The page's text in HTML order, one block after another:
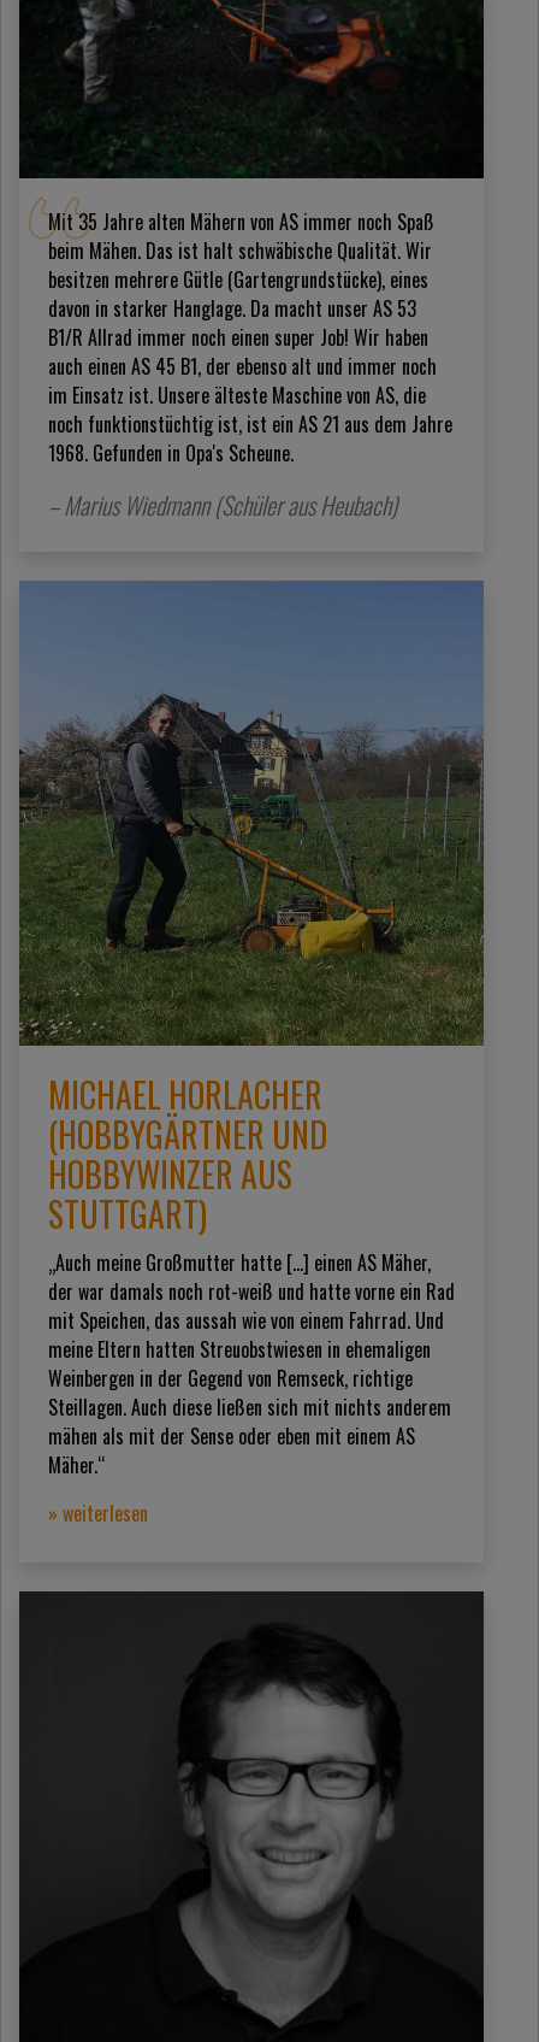
Mit 35 Jahre alten Mähern von AS immer noch Spaß
beim Mähen. Das ist halt schwäbische Qualität. Wir
besitzen mehrere Gütle (Gartengrundstücke), eines
davon in starker Hanglage. Da macht unser AS 53
B1/R Allrad immer noch einen super Job! Wir haben
auch einen AS 45 B1, der ebenso alt und immer noch
im Einsatz ist. Unsere älteste Maschine von AS, die
noch funktionstüchtig ist, ist ein AS 21 aus dem Jahre
1968. Gefunden in Opa's Scheune.
– Marius Wiedmann (Schüler aus Heubach)
MICHAEL HORLACHER
(HOBBYGÄRTNER UND
HOBBYWINZER AUS
STUTTGART)
„Auch meine Großmutter hatte [...] einen AS Mäher,
der war damals noch rot-weiß und hatte vorne ein Rad
mit Speichen, das aussah wie von einem Fahrrad. Und
meine Eltern hatten Streuobstwiesen in ehemaligen
Weinbergen in der Gegend von Remseck, richtige
Steillagen. Auch diese ließen sich mit nichts anderem
mähen als mit der Sense oder eben mit einem AS
Mäher.“
» weiterlesen